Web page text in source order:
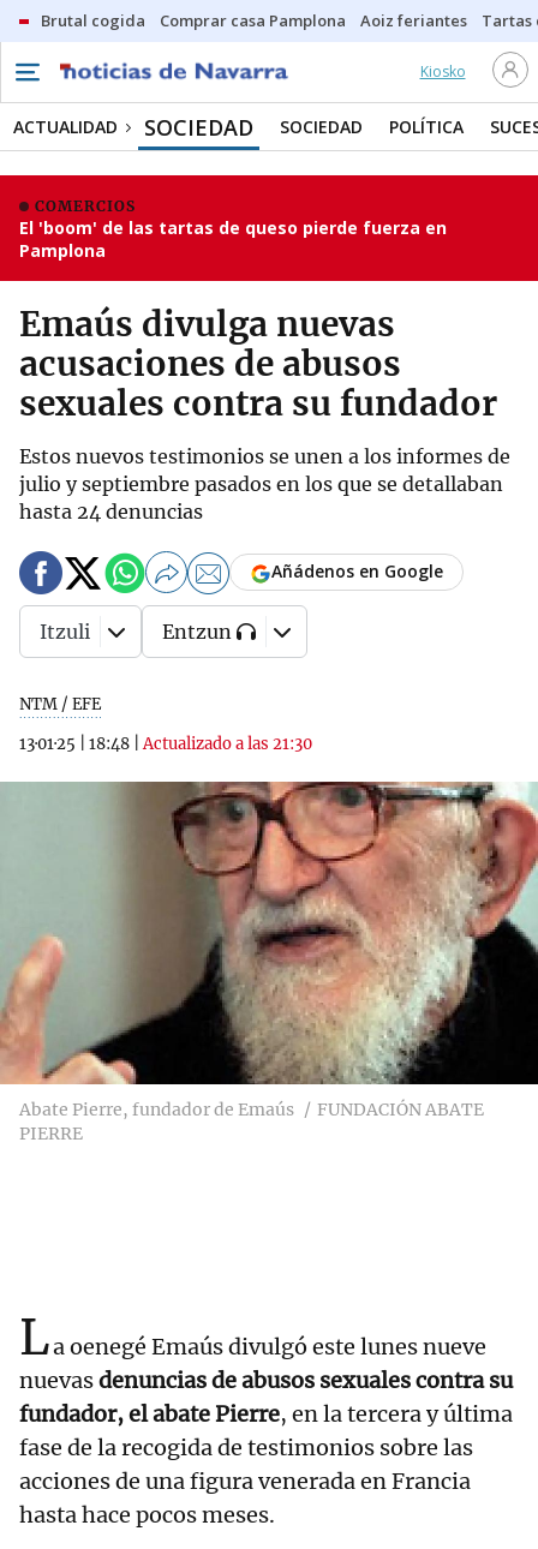
Brutal cogida Comprar casa Pamplona Aoiz feriantes Tartas
Kiosko
ACTUALIDAD SOCIEDAD SOCIEDAD POLÍTICA
COMERCIOS
El 'boom' de las tartas de queso pierde fuerza en
Pamplona
Emaús divulga nuevas
acusaciones de abusos
sexuales contra su fundador
Estos nuevos testimonios se unen a los informes de
julio y septiembre pasados en los que se detallaban
hasta 24 denuncias
NTM / EFE
13·01·25
18:48 |Actualizado a las 21:30
Añádenos en Google
Itzuli Entzun
Abate Pierre, fundador de Emaús
FUNDACIÓN ABATE
PIERRE
La oenegé Emaús divulgó este lunes nueve
nuevasdenuncias de abusos sexuales contra su
fundador, el abate Pierre, en la tercera y última
fase de la recogida de testimonios sobre las
acciones de una figura venerada en Francia
hasta hace pocos meses.